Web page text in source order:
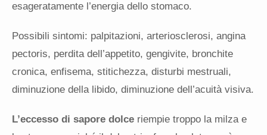
esageratamente l’energia dello stomaco.
Possibili sintomi: palpitazioni, arteriosclerosi, angina
pectoris, perdita dell’appetito, gengivite, bronchite
cronica, enfisema, stitichezza, disturbi mestruali,
diminuzione della libido, diminuzione dell’acuità visiva.
L’eccesso di sapore dolce riempie troppo la milza e